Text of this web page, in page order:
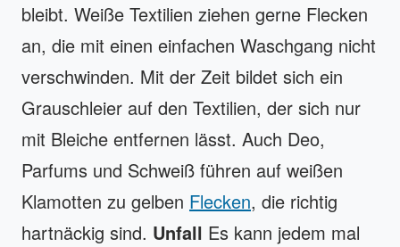
bleibt. Weiße Textilien ziehen gerne Flecken
an, die mit einen einfachen Waschgang nicht
verschwinden. Mit der Zeit bildet sich ein
Grauschleier auf den Textilien, der sich nur
mit Bleiche entfernen lässt. Auch Deo,
Parfums und Schweiß führen auf weißen
Klamotten zu gelben Flecken, die richtig
hartnäckig sind. Unfall Es kann jedem mal